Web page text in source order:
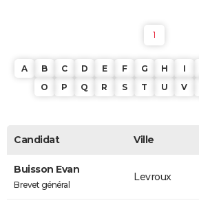
1
A B C D E F G H I
O
P Q R S T U V
Candidat Ville
Buisson Evan
Brevet général
Levroux